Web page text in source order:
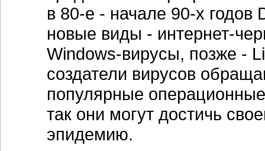
в 80-е - начале 90-х годов
новые виды - интернет-
Windows-вирусы, позже -
создатели вирусов
популярные
так они могут достичь
эпидемию.